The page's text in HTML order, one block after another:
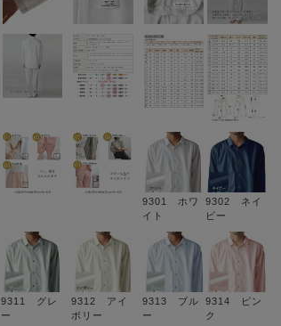
9301 ホワ
イト
9302 ネイ
ビー
9311 グレ
ー
9312 アイ
ボリー
9313 ブル
ー
9314 ピン
ク